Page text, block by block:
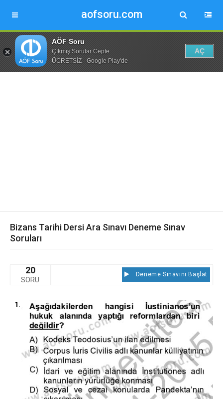
aofsoru.com
AÖF Soru
Çıkmış Sorular Cepte
ÜCRETSİZ - Google Play'de
AÇ
Bizans Tarihi Dersi Ara Sınavı Deneme Sınav
Soruları
20
SORU
Deneme Sınavını Başlat
1.